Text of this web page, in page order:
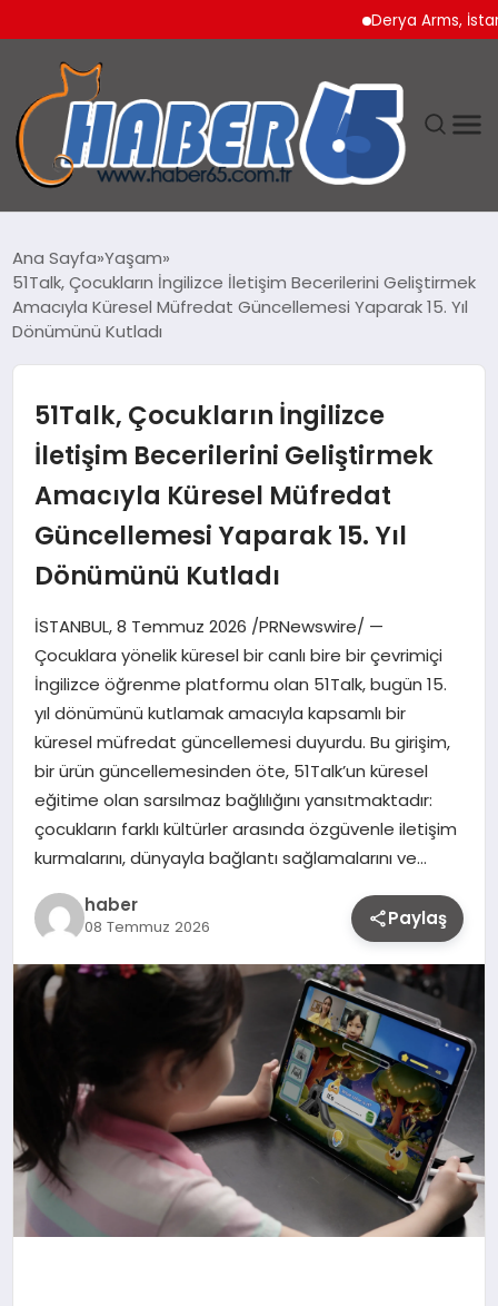
Derya Arms, İstanbul
YAŞAM
Ana Sayfa Yaşam
51Talk, Çocukların İngilizce İletişim Becerilerini Geliştirmek
Amacıyla Küresel Müfredat Güncellemesi Yaparak 15. Yıl
Dönümünü Kutladı
51Talk, Çocukların İngilizce
İletişim Becerilerini Geliştirmek
Amacıyla Küresel Müfredat
Güncellemesi Yaparak 15. Yıl
Dönümünü Kutladı
İSTANBUL, 8 Temmuz 2026 /PRNewswire/ —
Çocuklara yönelik küresel bir canlı bire bir çevrimiçi
İngilizce öğrenme platformu olan 51Talk, bugün 15.
yıl dönümünü kutlamak amacıyla kapsamlı bir
küresel müfredat güncellemesi duyurdu. Bu girişim,
bir ürün güncellemesinden öte, 51Talk’un küresel
eğitime olan sarsılmaz bağlılığını yansıtmaktadır:
çocukların farklı kültürler arasında özgüvenle iletişim
kurmalarını, dünyayla bağlantı sağlamalarını ve…
haber
08 Temmuz 2026 Paylaş